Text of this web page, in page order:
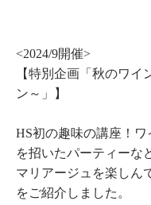
<2024/9開催>
【特別企画「秋のワ
ン～」】
HS初の趣味の講座！
を招いたパーティーな
マリアージュを楽しん
をご紹介しました。